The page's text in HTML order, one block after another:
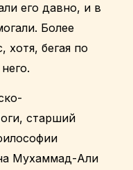
его давно, и в
Более
хотя, бегая по
старший
Мухаммад-Али